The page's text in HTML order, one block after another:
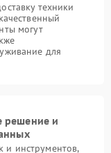
техники
могут
для
решение и
и инструментов,